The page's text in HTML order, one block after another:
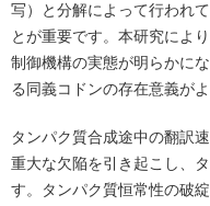
写）と分解によって行われ
とが重要です。本研究によ
制御機構の実態が明らかに
る同義コドンの存在意義が
タンパク質合成途中の翻訳
重大な欠陥を引き起こし、
す。タンパク質恒常性の破